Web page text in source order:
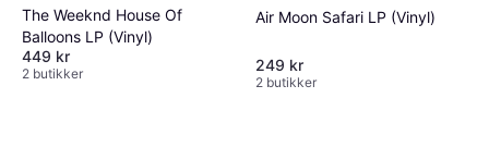
The Weeknd House Of
Balloons LP (Vinyl)
449 kr
2 butikker
Air Moon Safari LP (Vinyl)
249 kr
2 butikker